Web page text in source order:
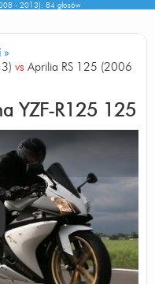
- 2013): 84 głosów
»
vs Aprilia RS 125 (2006
YZF-R125 125